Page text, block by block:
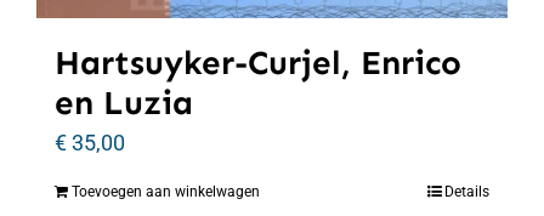
Hartsuyker-Curjel, Enrico
en Luzia
€35,00
Toevoegen aan winkelwagen Details